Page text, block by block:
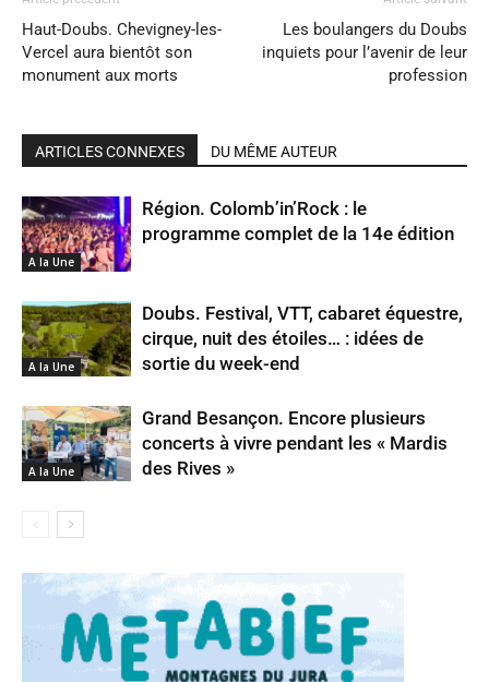
Haut-Doubs. Chevigney-les-
Vercel aura bientôt son
monument aux morts
Les boulangers du Doubs
inquiets pour l’avenir de leur
profession
ARTICLES CONNEXES DU MÊME AUTEUR
A la Une
Région. Colomb’in’Rock : le
programme complet de la 14e édition
A la Une
Doubs. Festival, VTT, cabaret équestre,
cirque, nuit des étoiles… : idées de
sortie du week-end
A la Une
Grand Besançon. Encore plusieurs
concerts à vivre pendant les « Mardis
des Rives »